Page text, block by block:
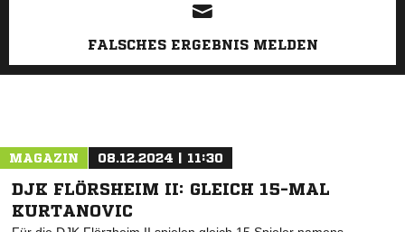
FALSCHES ERGEBNIS MELDEN
MAGAZIN 08.12.2024 | 11:30
DJK FLÖRSHEIM II: GLEICH 15-MAL
KURTANOVIC